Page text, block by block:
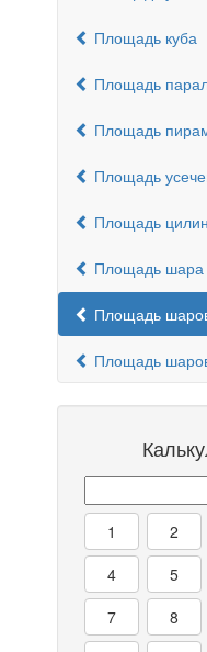
Площадь куба
Площадь
Площадь
Площадь
Площадь
Площадь шара
Площадь
Площадь